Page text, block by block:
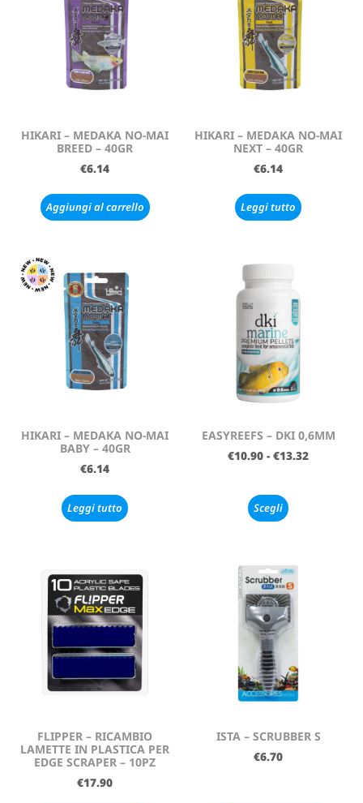
HIKARI – MEDAKA NO-MAI
BREED – 40GR
€6.14
Aggiungi al carrello
HIKARI – MEDAKA NO-MAI
NEXT – 40GR
€6.14
Leggi tutto
HIKARI – MEDAKA NO-MAI
BABY – 40GR
€6.14
Leggi tutto
EASYREEFS – DKI 0,6MM
€10.90 - €13.32
Scegli
FLIPPER – RICAMBIO
LAMETTE IN PLASTICA PER
EDGE SCRAPER – 10PZ
€17.90
ISTA – SCRUBBER S
€6.70